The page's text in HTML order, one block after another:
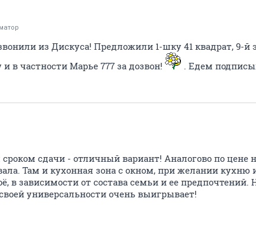
из Дискуса! Предложили 1-шку 41 квадрат, 9-й
в частности Марье 777 за дозвон!
. Едем
сдачи - отличный вариант! Аналогово по цене
Там и кухонная зона с окном, при желании кухню
в зависимости от состава семьи и ее предпочтений.
универсальности очень выигрывает!